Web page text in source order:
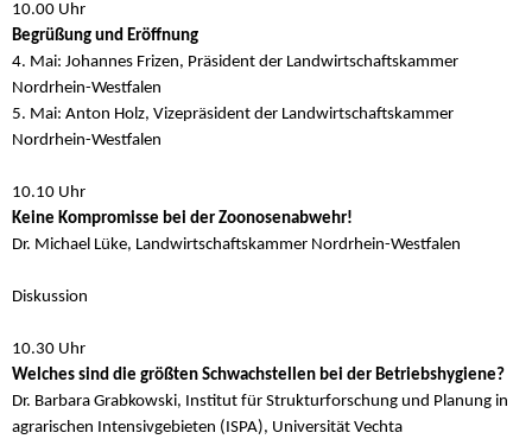
10.00 Uhr
Begrüßung und Eröffnung
4. Mai: Johannes Frizen, Präsident der Landwirtschaftskammer
Nordrhein-Westfalen
5. Mai: Anton Holz, Vizepräsident der Landwirtschaftskammer
Nordrhein-Westfalen
10.10 Uhr
Keine Kompromisse bei der Zoonosenabwehr!
Dr. Michael Lüke, Landwirtschaftskammer Nordrhein-Westfalen
Diskussion
10.30 Uhr
Welches sind die größten Schwachstellen bei der Betriebshygiene?
Dr. Barbara Grabkowski, Institut für Strukturforschung und Planung in
agrarischen Intensivgebieten (ISPA), Universität Vechta